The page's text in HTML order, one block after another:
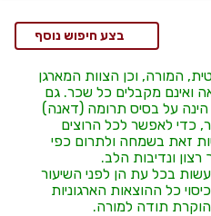
בצע חיפוש נוסף
המורה, וכן הצוות המארגן
ואינם מקבלים כל שכר. גם
על בסיס תרומה (דאנה)
כדי לאפשר לכל הרוצים
זאת בשמחה ולתרום כפי
רצון ונדיבות הלב.
בכל עת הן לפני השיעור
כל ההוצאות הארגוניות
תודה למורה.